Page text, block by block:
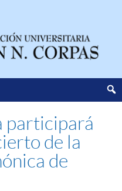
participará
de la
de